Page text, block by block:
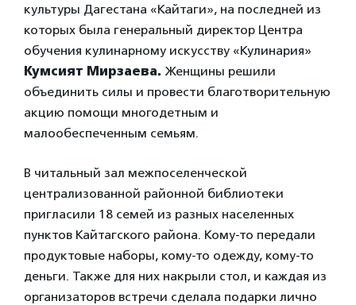
культуры Дагестана «Кайтаги», на последней из
которых была генеральный директор Центра
обучения кулинарному искусству «Кулинария»
Кумсият Мирзаева. Женщины решили
объединить силы и провести благотворительную
акцию помощи многодетным и
малообеспеченным семьям.
В читальный зал межпоселенческой
централизованной районной библиотеки
пригласили 18 семей из разных населенных
пунктов Кайтагского района. Кому-то передали
продуктовые наборы, кому-то одежду, кому-то
деньги. Также для них накрыли стол, и каждая из
организаторов встречи сделала подарки лично